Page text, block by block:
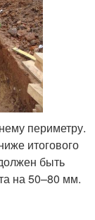
периметру.
итогового
быть
на 50–80 мм.